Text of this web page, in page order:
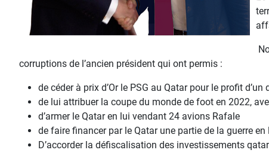
corruptions de l’ancien président qui ont permis :
de céder à prix d’Or le PSG au Qatar pour le profit d’un
de lui attribuer la coupe du monde de foot en 2022,
d’armer le Qatar en lui vendant 24 avions Rafale
de faire financer par le Qatar une partie de la guerre
D’accorder la défiscalisation des investissements